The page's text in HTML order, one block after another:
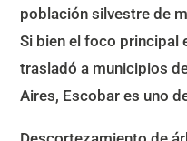
población silvestre de
Si bien el foco principal
trasladó a municipios
Aires, Escobar es uno